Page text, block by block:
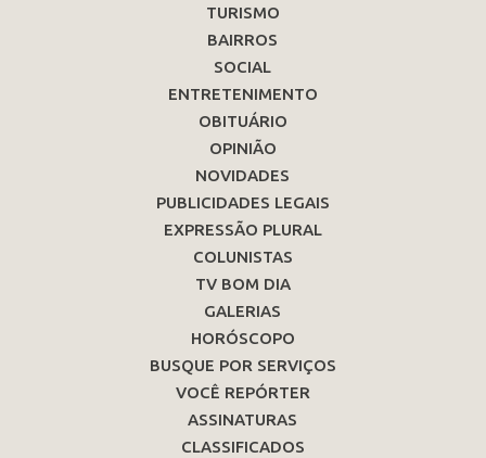
TURISMO
BAIRROS
SOCIAL
ENTRETENIMENTO
OBITUÁRIO
OPINIÃO
NOVIDADES
PUBLICIDADES LEGAIS
EXPRESSÃO PLURAL
COLUNISTAS
TV BOM DIA
GALERIAS
HORÓSCOPO
BUSQUE POR SERVIÇOS
VOCÊ REPÓRTER
ASSINATURAS
CLASSIFICADOS